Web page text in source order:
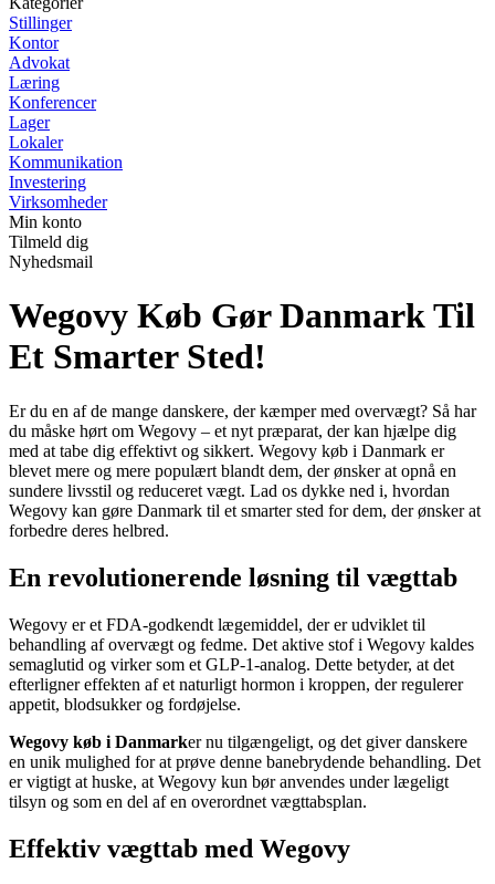
Stillinger
Kontor
Advokat
Læring
Konferencer
Lager
Lokaler
Kommunikation
Investering
Virksomheder
Min konto
Tilmeld dig
Nyhedsmail
Wegovy Køb Gør Danmark Til
Et Smarter Sted!
Er du en af de mange danskere, der kæmper med overvægt? Så har
du måske hørt om Wegovy – et nyt præparat, der kan hjælpe dig
med at tabe dig effektivt og sikkert. Wegovy køb i Danmark er
blevet mere og mere populært blandt dem, der ønsker at opnå en
sundere livsstil og reduceret vægt. Lad os dykke ned i, hvordan
Wegovy kan gøre Danmark til et smarter sted for dem, der ønsker at
forbedre deres helbred.
En revolutionerende løsning til vægttab
Wegovy er et FDA-godkendt lægemiddel, der er udviklet til
behandling af overvægt og fedme. Det aktive stof i Wegovy kaldes
semaglutid og virker som et GLP-1-analog. Dette betyder, at det
efterligner effekten af et naturligt hormon i kroppen, der regulerer
appetit, blodsukker og fordøjelse.
Wegovy køb i Danmarker nu tilgængeligt, og det giver danskere
en unik mulighed for at prøve denne banebrydende behandling. Det
er vigtigt at huske, at Wegovy kun bør anvendes under lægeligt
tilsyn og som en del af en overordnet vægttabsplan.
Effektiv vægttab med Wegovy